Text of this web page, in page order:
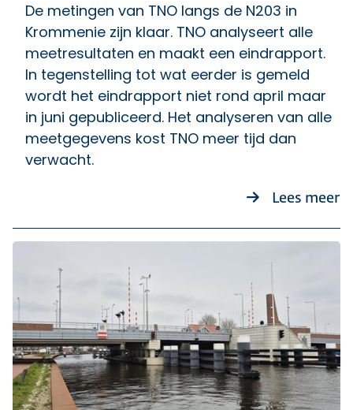
De metingen van TNO langs de N203 in
Krommenie zijn klaar. TNO analyseert alle
meetresultaten en maakt een eindrapport.
In tegenstelling tot wat eerder is gemeld
wordt het eindrapport niet rond april maar
in juni gepubliceerd. Het analyseren van alle
meetgegevens kost TNO meer tijd dan
verwacht.
Lees meer